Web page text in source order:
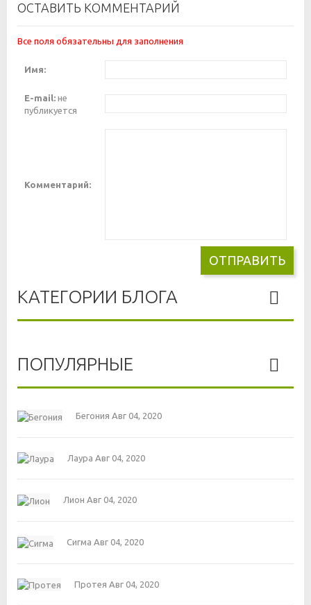
ОСТАВИТЬ КОММЕНТАРИЙ
Все поля обязательны для заполнения
Имя:
E-mail: не
публикуется
Комментарий:
КАТЕГОРИИ БЛОГА
ПОПУЛЯРНЫЕ
Бегония Авг 04, 2020
Лаура Авг 04, 2020
Лион Авг 04, 2020
Сигма Авг 04, 2020
Протея Авг 04, 2020